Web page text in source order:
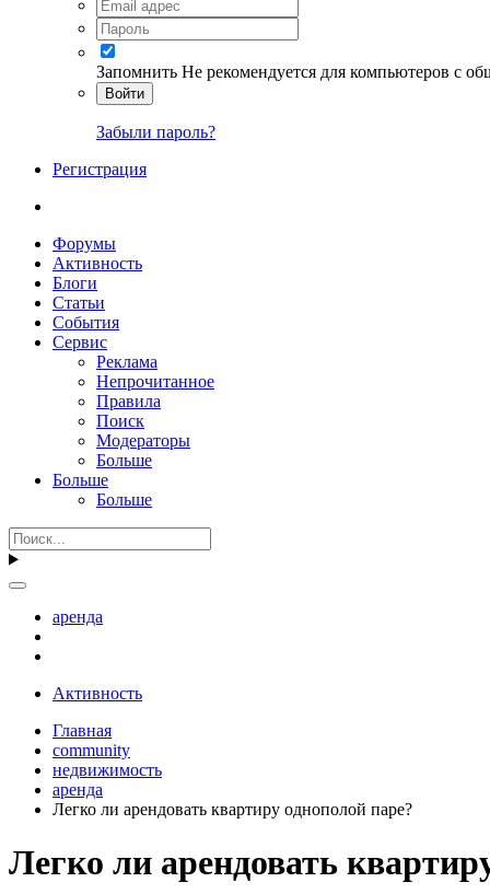
Запомнить Не рекомендуется для компьютеров с
Войти
Забыли пароль?
Регистрация
Форумы
Активность
Блоги
Статьи
События
Сервис
Реклама
Непрочитанное
Правила
Поиск
Модераторы
Больше
Больше
Больше
аренда
Активность
Главная
community
недвижимость
аренда
Легко ли арендовать квартиру однополой паре?
Легко ли арендовать